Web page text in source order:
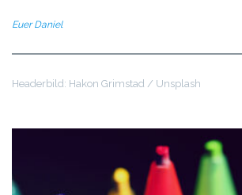
Euer Daniel
Headerbild: Hakon Grimstad / Unsplash